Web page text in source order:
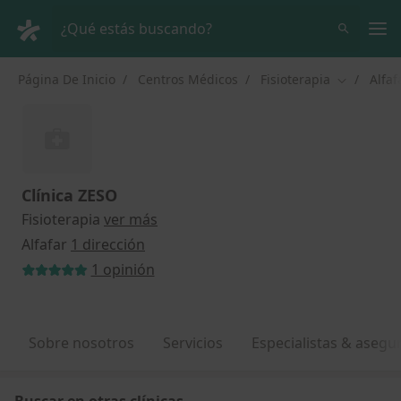
¿Qué estás buscando?
Página De Inicio Centros Médicos Fisioterapia Cambiar
Clínica ZESO
Fisioterapia ver más
Alfafar 1 dirección
1 opinión
Sobre nosotros Servicios Especialistas &